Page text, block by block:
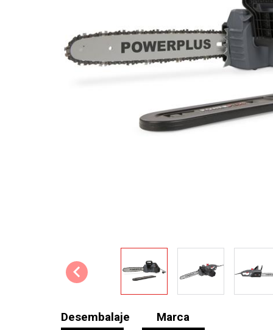
Desembalaje Marca